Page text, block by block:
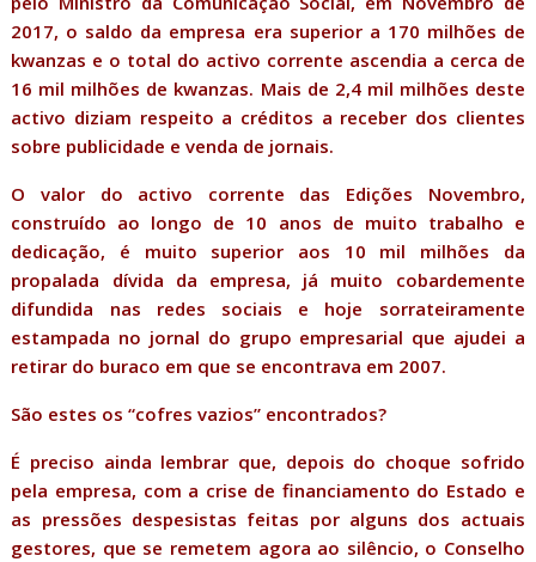
2017, o saldo da empresa era superior a 170 milhões de
kwanzas e o total do activo corrente ascendia a cerca de
16 mil milhões de kwanzas. Mais de 2,4 mil milhões deste
activo diziam respeito a créditos a receber dos clientes
sobre publicidade e venda de jornais.
O valor do activo corrente das Edições Novembro,
construído ao longo de 10 anos de muito trabalho e
dedicação, é muito superior aos 10 mil milhões da
propalada dívida da empresa, já muito cobardemente
difundida nas redes sociais e hoje sorrateiramente
estampada no jornal do grupo empresarial que ajudei a
retirar do buraco em que se encontrava em 2007.
São estes os “cofres vazios” encontrados?
É preciso ainda lembrar que, depois do choque sofrido
pela empresa, com a crise de financiamento do Estado e
as pressões despesistas feitas por alguns dos actuais
gestores, que se remetem agora ao silêncio, o Conselho